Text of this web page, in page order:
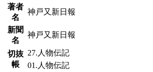
著者
名
神戸又新日報
新聞
名
神戸又新日報
切抜
帳
27.人物伝記
01.人物伝記